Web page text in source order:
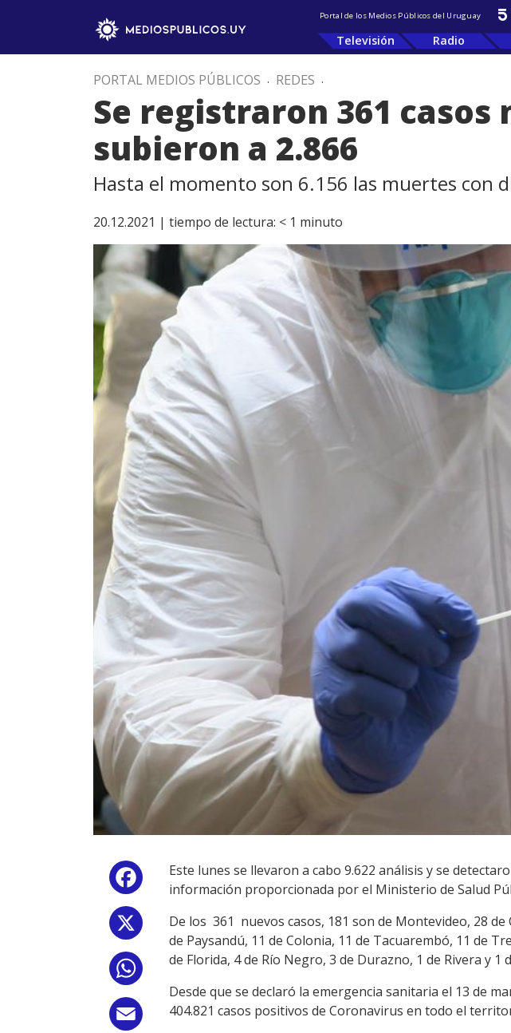
Portal de los Medios Públicos del Uruguay
Televisión Radio
PORTAL MEDIOS PÚBLICOS . REDES .
Se registraron 361
subieron a 2.866
Hasta el momento son 6.156 las muertes con
20.12.2021 | tiempo de lectura: < 1 minuto
Facebook
Email
Este lunes se llevaron a cabo 9.622 análisis y se
información proporcionada por el Ministerio de Salud
De los 361 nuevos casos, 181 son de Montevideo, 28
de Paysandú, 11 de Colonia, 11 de Tacuarembó, 11 de
de Florida, 4 de Río Negro, 3 de Durazno, 1 de Rivera y 1
Desde que se declaró la emergencia sanitaria el 13 de
404.821 casos positivos de Coronavirus en todo el